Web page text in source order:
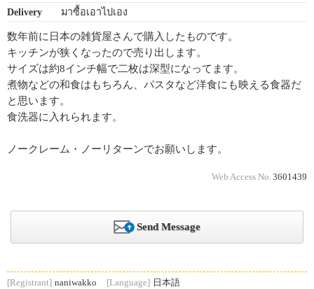
Delivery
มาซื้อเอาไปเอง
数年前に日本の雑貨屋さんで購入したものです。
キッチンが狭くなったので売り出します。
サイズは約8インチ幅で二枚は深型になってます。
煮物などの和食はもちろん、パスタなど洋食にも映える食器だ
と思います。
食洗器に入れられます。
ノークレーム・ノーリターンでお願いします。
Web Access No. 3601439
Send Message
[Registrant] naniwakko [Language] 日本語